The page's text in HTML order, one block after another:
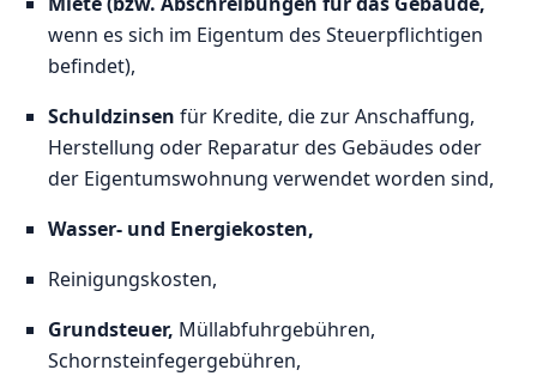
wenn es sich im Eigentum des Steuerpflichtigen
befindet),
Schuldzinsen für Kredite, die zur Anschaffung,
Herstellung oder Reparatur des Gebäudes oder
der Eigentumswohnung verwendet worden sind,
Wasser- und Energiekosten,
Reinigungskosten,
Grundsteuer, Müllabfuhrgebühren,
Schornsteinfegergebühren,